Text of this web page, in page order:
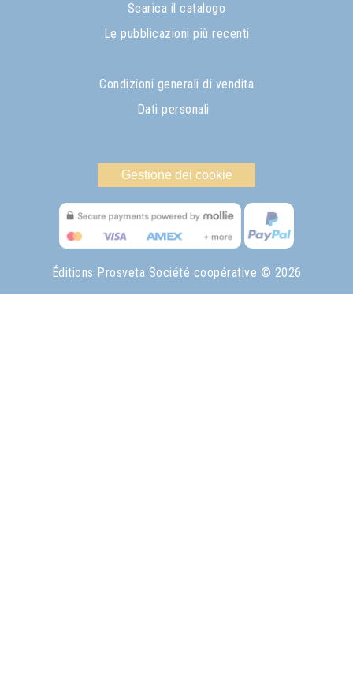
Scarica il catalogo
Le pubblicazioni più recenti
Condizioni generali di vendita
Dati personali
Gestione dei cookie
Éditions Prosveta Société coopérative © 2026